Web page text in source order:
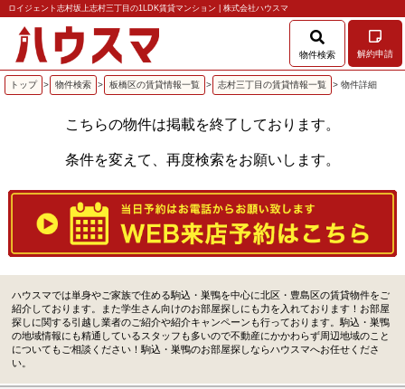
ロイジェント志村坂上志村三丁目の1LDK賃貸マンション | 株式会社ハウスマ
物件検索 解約申請
トップ > 物件検索 > 板橋区の賃貸情報一覧 > 志村三丁目の賃貸情報一覧 > 物件詳細
こちらの物件は掲載を終了しております。
条件を変えて、再度検索をお願いします。
ハウスマでは単身やご家族で住める駒込・巣鴨を中心に北区・豊島区の賃貸物件をご
紹介しております。また学生さん向けのお部屋探しにも力を入れております！お部屋
探しに関する引越し業者のご紹介や紹介キャンペーンも行っております。駒込・巣鴨
の地域情報にも精通しているスタッフも多いので不動産にかかわらず周辺地域のこと
についてもご相談ください！駒込・巣鴨のお部屋探しならハウスマへお任せくださ
い。